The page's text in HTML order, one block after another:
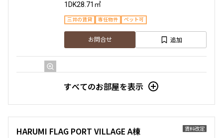
1DK28.71㎡
三井の賃貸 専任物件 ペット可
お問合せ 追加
13階１３０４
173,000円15,000円
1.0ヶ月 1.0ヶ月
すべてのお部屋を表示
賃料改定
HARUMI FLAG PORT VILLAGE A棟